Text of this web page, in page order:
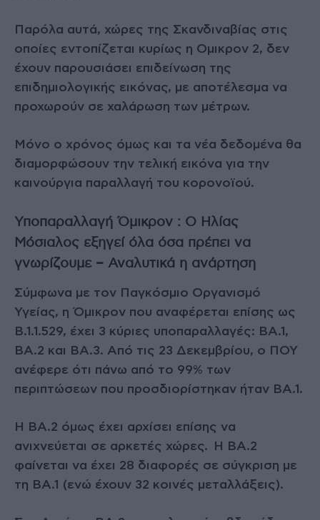
Παρόλα αυτά, χώρες της Σκανδιναβίας στις
οποίες εντοπίζεται κυρίως η Ομικρον 2, δεν
έχουν παρουσιάσει επιδείνωση της
επιδημιολογικής εικόνας, με αποτέλεσμα να
προχωρούν σε χαλάρωση των μέτρων.
Μόνο ο χρόνος όμως και τα νέα δεδομένα θα
διαμορφώσουν την τελική εικόνα για την
καινούργια παραλλαγή του κορονοϊού.
Υποπαραλλαγή Όμικρον : Ο Ηλίας
Μόσιαλος εξηγεί όλα όσα πρέπει να
γνωρίζουμε – Αναλυτικά η ανάρτηση
Σύμφωνα με τον Παγκόσμιο Οργανισμό
Υγείας, η Όμικρον που αναφέρεται επίσης ως
B.1.1.529, έχει 3 κύριες υποπαραλλαγές: BA.1,
BA.2 και BA.3. Από τις 23 Δεκεμβρίου, ο ΠΟΥ
ανέφερε ότι πάνω από το 99% των
περιπτώσεων που προσδιορίστηκαν ήταν BA.1.
Η ΒΑ.2 όμως έχει αρχίσει επίσης να
ανιχνεύεται σε αρκετές χώρες. Η BA.2
φαίνεται να έχει 28 διαφορές σε σύγκριση με
τη BA.1 (ενώ έχουν 32 κοινές μεταλλάξεις).